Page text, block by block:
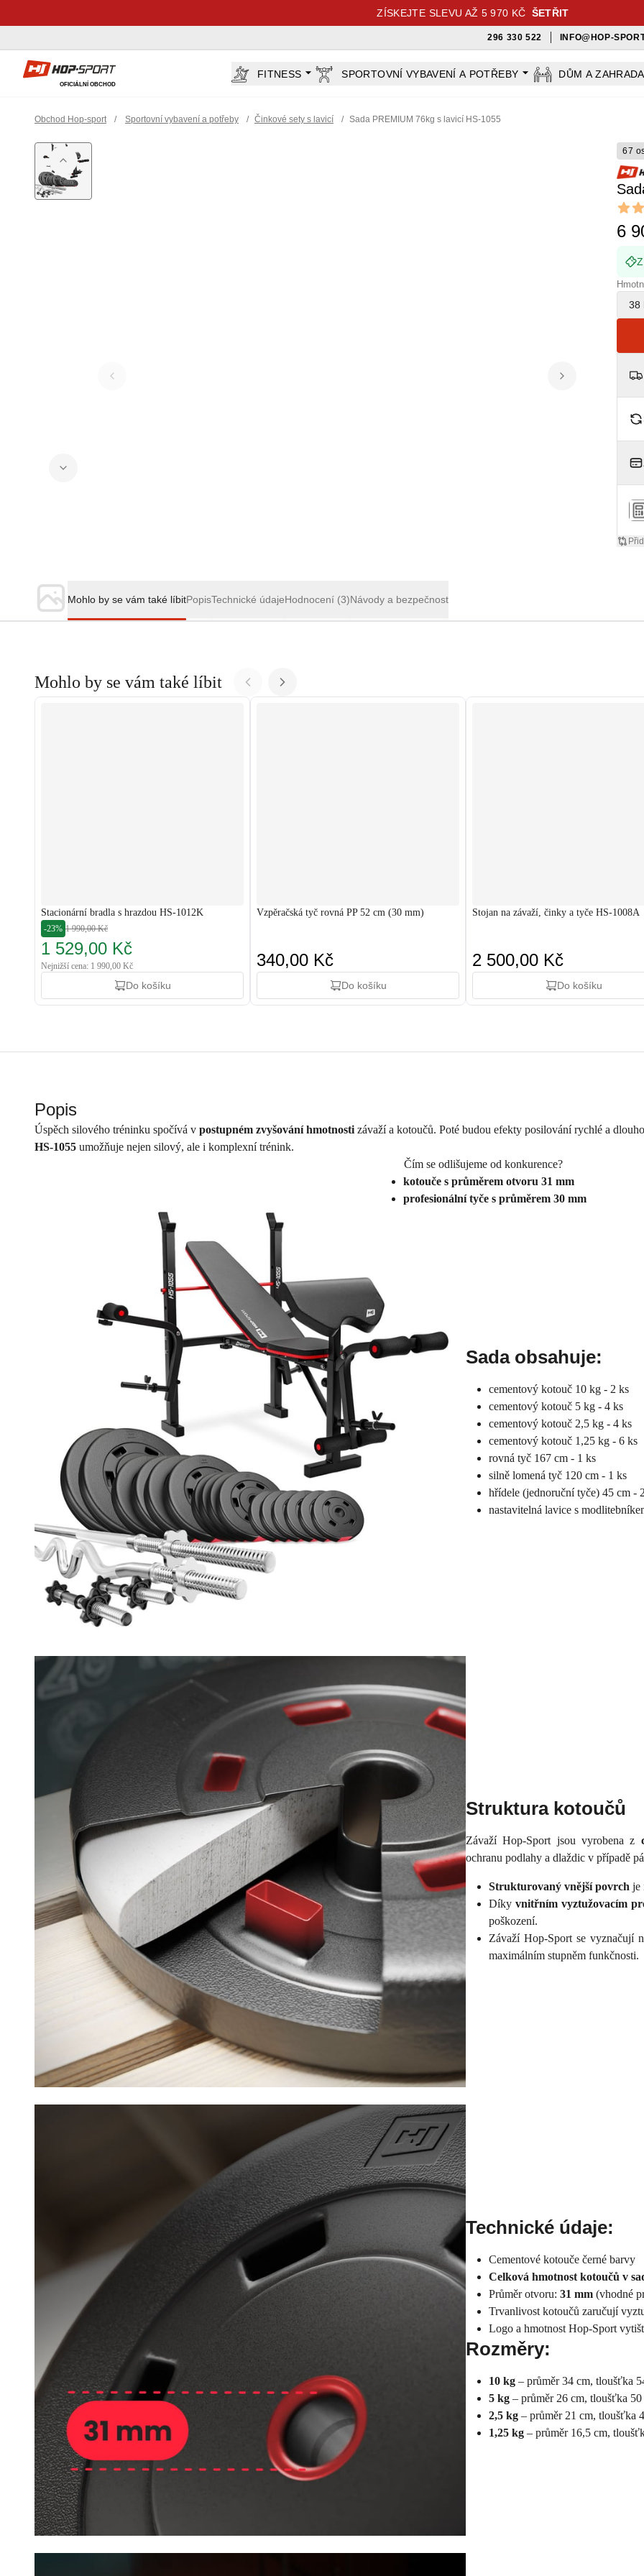
ZÍSKEJTE SLEVU AŽ 5 970 KČ ŠETŘIT
296 330 522 INFO@HOP-
Hop-Sport.cz
OFICIÁLNÍ OBCHOD
FITNESS SPORTOVNÍ VYBAVENÍ A POTŘEBY DŮM A ZAHRADA
Obchod Hop-sport / Sportovní vybavení a potřeby / Činkové sety s lavicí / Sada PREMIUM 76kg s lavicí HS-1055
67
4.65
6
38
Mohlo by se vám také líbitPopisTechnické údajeHodnocení (3)Návody a bezpečnost
Mohlo by se vám také líbit
Stacionární bradla s hrazdou HS-1012K
-23% 1 990,00 Kč
1 529,00 Kč
Nejnižší cena: 1 990,00 Kč
Do košíku
Vzpěračská tyč rovná PP 52 cm (30 mm)
340,00 Kč
Do košíku
Stojan na závaží, činky a tyče HS-1008A
2 500,00 Kč
Do košíku
Popis
Úspěch silového tréninku spočívá v postupném zvyšování hmotnosti závaží a kotoučů. Poté budou efekty posilování rychlé a
HS-1055 umožňuje nejen silový, ale i komplexní trénink.
Čím se odlišujeme od konkurence?
kotouče s průměrem otvoru 31 mm
profesionální tyče s průměrem 30 mm
Sada obsahuje:
cementový kotouč 10 kg - 2 ks
cementový kotouč 5 kg - 4 ks
cementový kotouč 2,5 kg - 4 ks
cementový kotouč 1,25 kg - 6 ks
rovná tyč 167 cm - 1 ks
silně lomená tyč 120 cm - 1 ks
hřídele (jednoruční tyče) 45 cm -
nastavitelná lavice s
Struktura kotoučů
Závaží Hop-Sport jsou vyrobena z
ochranu podlahy a dlaždic v případě
Strukturovaný vnější povrch je
Díky vnitřním vyztužovacím
poškození.
Závaží Hop-Sport se vyznačují
maximálním stupněm funkčnosti.
Technické údaje:
Cementové kotouče černé barvy
Celková hmotnost kotoučů v
Průměr otvoru: 31 mm (vhodné
Trvanlivost kotoučů zaručují
Logo a hmotnost Hop-Sport
Rozměry:
10 kg – průměr 34 cm, tloušťka
5 kg – průměr 26 cm, tloušťka
2,5 kg – průměr 21 cm, tloušťka
1,25 kg – průměr 16,5 cm,